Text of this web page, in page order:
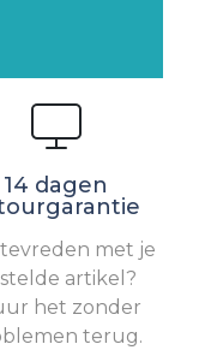
14 dagen
met je
artikel?
het zonder
terug.